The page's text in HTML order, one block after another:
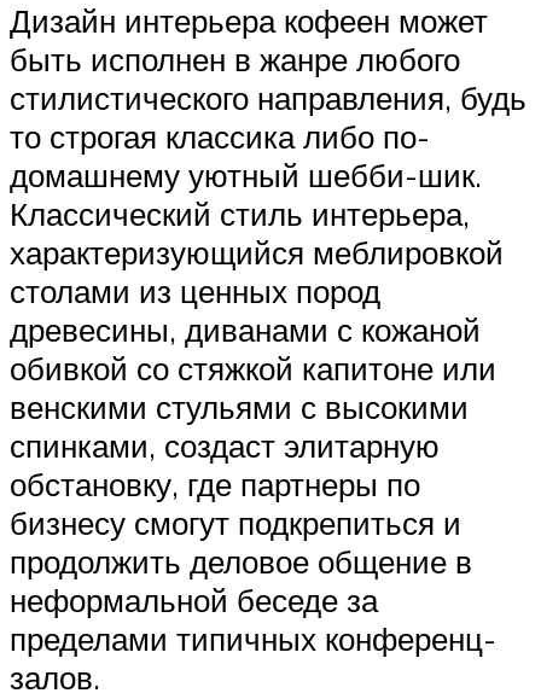
Дизайн интерьера кофеен может
быть исполнен в жанре любого
стилистического направления, будь
то строгая классика либо по-
домашнему уютный шебби-шик.
Классический стиль интерьера,
характеризующийся меблировкой
столами из ценных пород
древесины, диванами с кожаной
обивкой со стяжкой капитоне или
венскими стульями с высокими
спинками, создаст элитарную
обстановку, где партнеры по
бизнесу смогут подкрепиться и
продолжить деловое общение в
неформальной беседе за
пределами типичных конференц-
залов.